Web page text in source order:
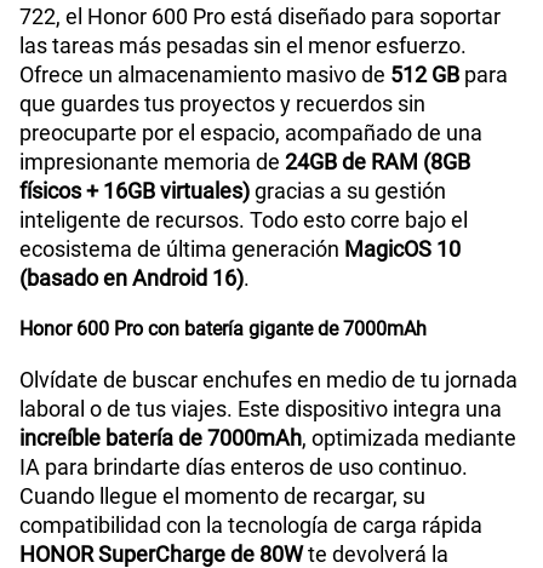
722, el Honor 600 Pro está diseñado para soportar
las tareas más pesadas sin el menor esfuerzo.
Ofrece un almacenamiento masivo de 512 GB para
que guardes tus proyectos y recuerdos sin
preocuparte por el espacio, acompañado de una
impresionante memoria de 24GB de RAM (8GB
físicos + 16GB virtuales)gracias a su gestión
inteligente de recursos. Todo esto corre bajo el
ecosistema de última generación MagicOS 10
(basado en Android 16).
Honor 600 Pro con batería gigante de 7000mAh
Olvídate de buscar enchufes en medio de tu jornada
laboral o de tus viajes. Este dispositivo integra una
increíble batería de 7000mAh, optimizada mediante
IA para brindarte días enteros de uso continuo.
Cuando llegue el momento de recargar, su
compatibilidad con la tecnología de carga rápida
HONOR SuperCharge de 80Wte devolverá la